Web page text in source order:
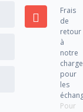
Frais
de
retour
à
notre
charge
pour
les
Pour